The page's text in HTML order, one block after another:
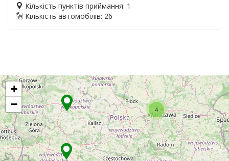
Кількість пунктів приймання: 1
Кількість автомобілів: 26
4
+
−